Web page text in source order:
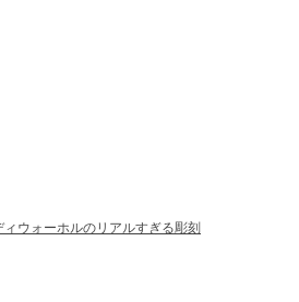
ウォーホルのリアルすぎる彫刻